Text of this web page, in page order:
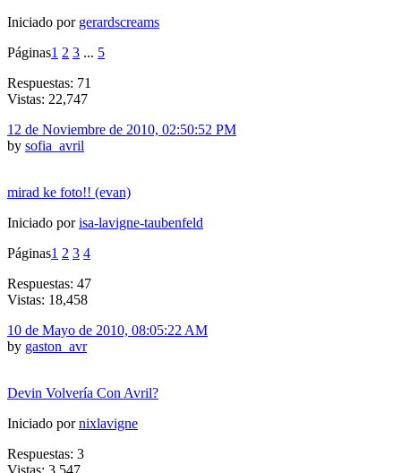
Iniciado por gerardscreams
Páginas1 2 3 ... 5
Respuestas: 71
Vistas: 22,747
12 de Noviembre de 2010, 02:50:52 PM
by sofia_avril
mirad ke foto!! (evan)
Iniciado porisa-lavigne-taubenfeld
Páginas1 2 3 4
Respuestas: 47
Vistas: 18,458
10 de Mayo de 2010, 08:05:22 AM
by gaston_avr
Devin Volvería Con Avril?
Iniciado pornixlavigne
Respuestas: 3
Vistas: 3,547